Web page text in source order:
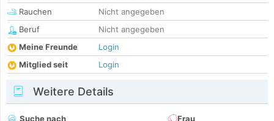
Rauchen
Nicht angegeben
Beruf
Nicht angegeben
Meine Freunde
Login
Mitglied seit
Login
Weitere Details
Suche nach
Frau